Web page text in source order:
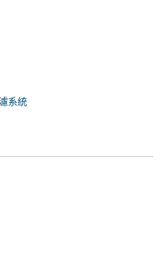
系統